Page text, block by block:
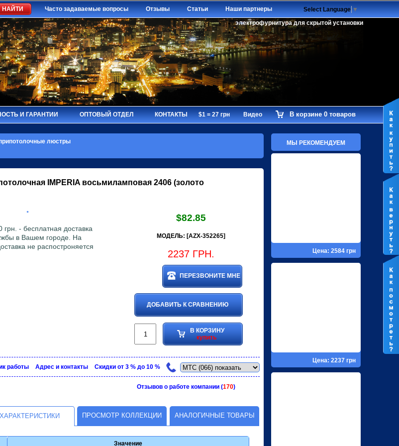
Часто задаваемые вопросы Отзывы Статьи Наши партнеры Select Language ▼
электрофурнитура для скрытой установки
И ГАРАНТИИ ОПТОВЫЙ ОТДЕЛ КОНТАКТЫ $1 = 27 грн Видео В корзине 0 товаров
люстры
IMPERIA восьмиламповая 2406 (золото
- бесплатная доставка
в Вашем городе. На
не распостроняется
$82.85
МОДЕЛЬ: [AZX-352265]
2237ГРН.
ДОБАВИТЬ К СРАВНЕНИЮ
ПЕРЕЗВОНИТЕ МНЕ
В КОРЗИНУ
купить
рaботы Адрес и контакты Скидки от 3 % до 10 %
Отзывов о работе компании (170)
ХАРАКТЕРИСТИКИ ПРОСМОТР КОЛЛЕКЦИИ АНАЛОГИЧНЫЕ ТОВАРЫ
Значение
МЫ РЕКОМЕНДУЕМ
Цена: 2584 грн
Цена: 2237 грн